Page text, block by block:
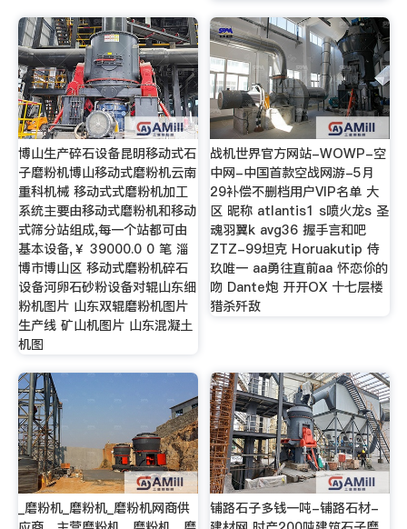
博山生产碎石设备昆明移动式石
子磨粉机博山移动式磨粉机云南
重科机械 移动式式磨粉机加工
系统主要由移动式磨粉机和移动
式筛分站组成,每一个站都可由
基本设备,￥ 39000.0 0 笔 淄
博市博山区 移动式磨粉机碎石
设备河卵石砂粉设备对辊山东细
粉机图片 山东双辊磨粉机图片
生产线 矿山机图片 山东混凝土
机图
战机世界官方网站-WOWP-空
中网-中国首款空战网游-5月
29补偿不删档用户VIP名单 大
区 昵称 atlantis1 s喷火龙s 圣
魂羽翼k avg36 握手言和吧
ZTZ-99坦克 Horuakutip 侍
玖唯一 aa勇往直前aa 怀恋伱的
吻 Dante炮 开开OX 十七层楼
猎杀歼敌
_磨粉机_磨粉机_磨粉机网商供
铺路石子多钱一吨-铺路石材-